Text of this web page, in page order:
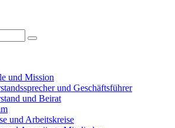
und Mission
und Geschäftsführer
und Beirat
und Arbeitskreise